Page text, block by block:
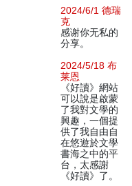
2024/6/1 德瑞
克
感谢你无私的
分享。
2024/5/18 布
莱恩
《好讀》網站
可以說是啟蒙
了我對文學的
興趣，一個提
供了我自由自
在悠遊於文學
書海之中的平
台，太感謝
《好讀》了。